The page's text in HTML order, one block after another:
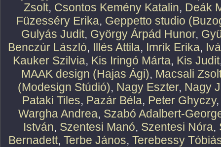
Zsolt, Csontos Kemény Katalin, Deák
Füzesséry Erika, Geppetto studio
Gulyás Judit, György Árpád Hunor,
Benczúr László, Illés Attila, Imrik Erika,
Kauker Szilvia, Kis Iringó Márta, Kis Judit
MAAK design (Hajas Ági), Macsali
(Modesign Stúdió), Nagy Eszter, Nagy
Pataki Tiles, Pazár Béla, Peter Ghyczy
Wargha Andrea, Szabó Adalbert-
István, Szentesi Manó, Szentesi Nóra,
Bernadett, Terbe János, Terebessy